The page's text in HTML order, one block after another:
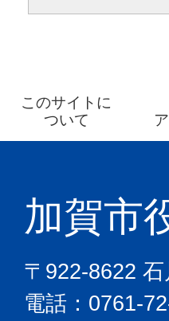
このサイトに
ついて
加賀市
〒922-8622
電話：0761-